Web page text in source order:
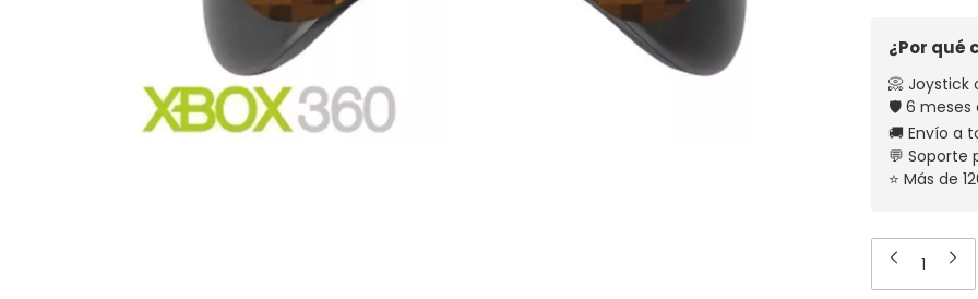
¿Por qué
📀 Joystick
🛡️ 6 meses
🚚 Envío a
💬 Soporte
⭐ Más de